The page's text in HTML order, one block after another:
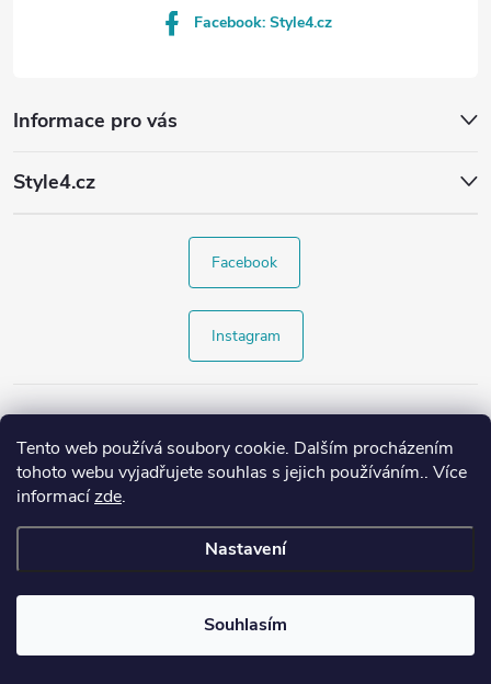
Tento web používá soubory cookie. Dalším procházením
tohoto webu vyjadřujete souhlas s jejich používáním.. Více
informacízde.
Nastavení
Souhlasím
Informace pro vás
Style4.cz
Facebook: Style4.cz
Facebook
Instagram
Copyright 2026Style4.cz. Všechna práva vyhrazena.